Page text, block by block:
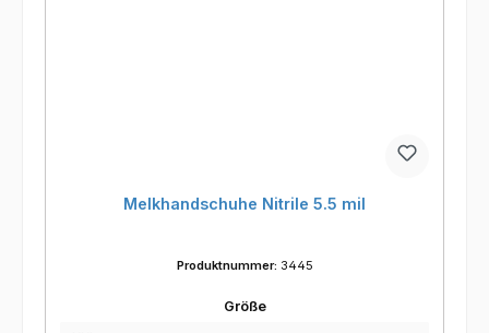
Melkhandschuhe Nitrile 5.5 mil
Produktnummer: 3445
Größeauswählen